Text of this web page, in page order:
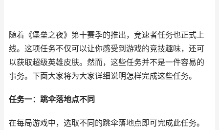
随着《堡垒之夜》第十赛季的推出，竞速者任务也正式上
线。这项任务不仅可以让你感受到游戏的竞技趣味，还可
以获取超级英雄皮肤。然而，这些任务并不是一件容易的
事务。下面大家将为大家详细说明怎样完成这些任务。
任务一：跳伞落地点不同
在每局游戏中，选取不同的跳伞落地点即可完成此任务。